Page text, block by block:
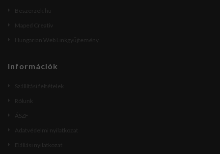
Beszerzek.hu
Maped Creativ
Hungarian Web Linkgyűjtemény
Információk
Szállítási feltételek
Rólunk
ÁSZF
Adatvédelmi nyilatkozat
Elállási nyilatkozat